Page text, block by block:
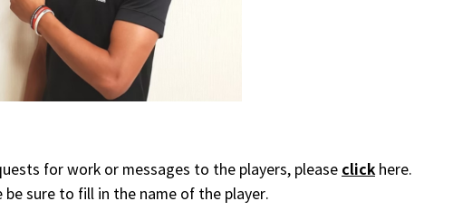
for work or messages to the players, please click here.
be sure to fill in the name of the player.